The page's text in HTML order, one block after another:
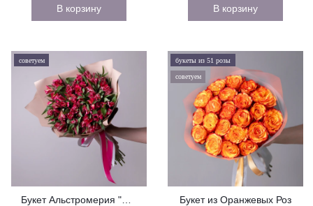
В корзину В корзину
советуем букеты из 51 розы
советуем
Букет из Оранжевых Роз